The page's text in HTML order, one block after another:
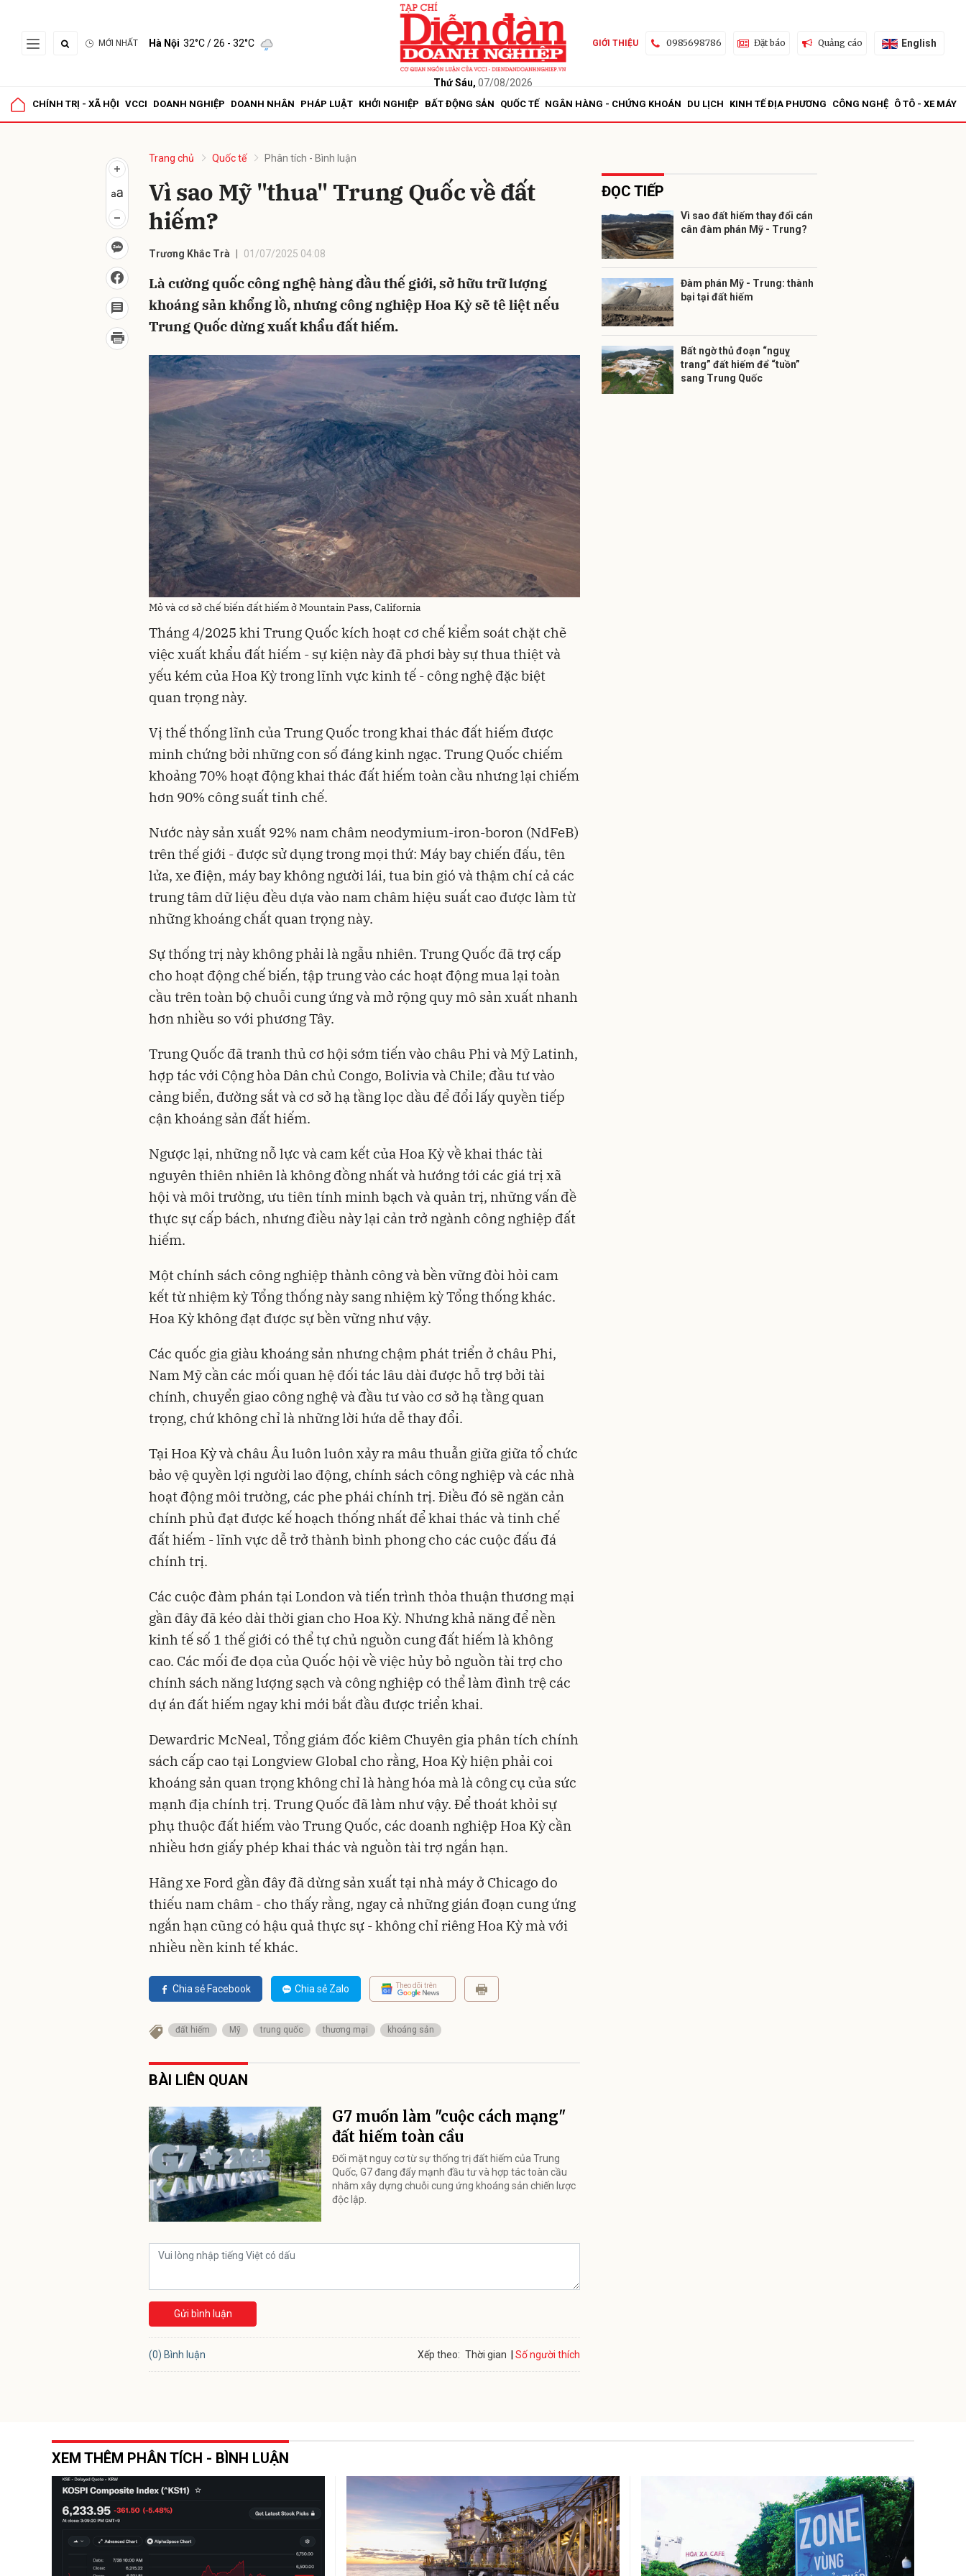
MỚI NHẤT Hà Nội 32°C/ 26 - 32°C
Thứ Sáu, 07/08/2026
GIỚI THIỆU 0985698786 Đặt báo Quảng cáo English
CHÍNH TRỊ - XÃ HỘI VCCI DOANH NGHIỆP DOANH NHÂN PHÁP LUẬT KHỞI NGHIỆP BẤT ĐỘNG SẢN QUỐC TẾ NGÂN HÀNG - CHỨNG KHOÁN DU LỊCH KINH TẾ ĐỊA PHƯƠNG CÔNG NGHỆ Ô TÔ - XE MÁY
Trang chủ Quốc tế Phân tích - Bình luận
Vì sao Mỹ "thua" Trung Quốc về đất
hiếm?
Trương Khắc Trà 01/07/2025 04:08
Là cường quốc công nghệ hàng đầu thế giới, sở hữu trữ lượng
khoáng sản khổng lồ, nhưng công nghiệp Hoa Kỳ sẽ tê liệt nếu
Trung Quốc dừng xuất khẩu đất hiếm.
Mỏ và cơ sở chế biến đất hiếm ở Mountain Pass, California
Tháng 4/2025 khi Trung Quốc kích hoạt cơ chế kiểm soát chặt chẽ
việc xuất khẩu đất hiếm - sự kiện này đã phơi bày sự thua thiệt và
yếu kém của Hoa Kỳ trong lĩnh vực kinh tế - công nghệ đặc biệt
quan trọng này.
Vị thế thống lĩnh của Trung Quốc trong khai thác đất hiếm được
minh chứng bởi những con số đáng kinh ngạc. Trung Quốc chiếm
khoảng 70% hoạt động khai thác đất hiếm toàn cầu nhưng lại chiếm
hơn 90% công suất tinh chế.
Nước này sản xuất 92% nam châm neodymium-iron-boron (NdFeB)
trên thế giới - được sử dụng trong mọi thứ: Máy bay chiến đấu, tên
lửa, xe điện, máy bay không người lái, tua bin gió và thậm chí cả các
trung tâm dữ liệu đều dựa vào nam châm hiệu suất cao được làm từ
những khoáng chất quan trọng này.
Sự thống trị này không phải là ngẫu nhiên. Trung Quốc đã trợ cấp
cho hoạt động chế biến, tập trung vào các hoạt động mua lại toàn
cầu trên toàn bộ chuỗi cung ứng và mở rộng quy mô sản xuất nhanh
hơn nhiều so với phương Tây.
Trung Quốc đã tranh thủ cơ hội sớm tiến vào châu Phi và Mỹ Latinh,
hợp tác với Cộng hòa Dân chủ Congo, Bolivia và Chile; đầu tư vào
cảng biển, đường sắt và cơ sở hạ tầng lọc dầu để đổi lấy quyền tiếp
cận khoáng sản đất hiếm.
Ngược lại, những nỗ lực và cam kết của Hoa Kỳ về khai thác tài
nguyên thiên nhiên là không đồng nhất và hướng tới các giá trị xã
hội và môi trường, ưu tiên tính minh bạch và quản trị, những vấn đề
thực sự cấp bách, nhưng điều này lại cản trở ngành công nghiệp đất
hiếm.
Một chính sách công nghiệp thành công và bền vững đòi hỏi cam
kết từ nhiệm kỳ Tổng thống này sang nhiệm kỳ Tổng thống khác.
Hoa Kỳ không đạt được sự bền vững như vậy.
Các quốc gia giàu khoáng sản nhưng chậm phát triển ở châu Phi,
Nam Mỹ cần các mối quan hệ đối tác lâu dài được hỗ trợ bởi tài
chính, chuyển giao công nghệ và đầu tư vào cơ sở hạ tầng quan
trọng, chứ không chỉ là những lời hứa dễ thay đổi.
Tại Hoa Kỳ và châu Âu luôn luôn xảy ra mâu thuẫn giữa giữa tổ chức
bảo vệ quyền lợi người lao động, chính sách công nghiệp và các nhà
hoạt động môi trường, các phe phái chính trị. Điều đó sẽ ngăn cản
chính phủ đạt được kế hoạch thống nhất để khai thác và tinh chế
đất hiếm - lĩnh vực dễ trở thành bình phong cho các cuộc đấu đá
chính trị.
Các cuộc đàm phán tại London và tiến trình thỏa thuận thương mại
gần đây đã kéo dài thời gian cho Hoa Kỳ. Nhưng khả năng để nền
kinh tế số 1 thế giới có thể tự chủ nguồn cung đất hiếm là không
cao. Các mối đe dọa của Quốc hội về việc hủy bỏ nguồn tài trợ cho
chính sách năng lượng sạch và công nghiệp có thể làm đình trệ các
dự án đất hiếm ngay khi mới bắt đầu được triển khai.
Dewardric McNeal, Tổng giám đốc kiêm Chuyên gia phân tích chính
sách cấp cao tại Longview Global cho rằng, Hoa Kỳ hiện phải coi
khoáng sản quan trọng không chỉ là hàng hóa mà là công cụ của sức
mạnh địa chính trị. Trung Quốc đã làm như vậy. Để thoát khỏi sự
phụ thuộc đất hiếm vào Trung Quốc, các doanh nghiệp Hoa Kỳ cần
nhiều hơn giấy phép khai thác và nguồn tài trợ ngắn hạn.
Hãng xe Ford gần đây đã dừng sản xuất tại nhà máy ở Chicago do
thiếu nam châm - cho thấy rằng, ngay cả những gián đoạn cung ứng
ngắn hạn cũng có hậu quả thực sự - không chỉ riêng Hoa Kỳ mà với
nhiều nền kinh tế khác.
Chia sẻ Facebook Chia sẻ Zalo Theo dõi trên
đất hiếm Mỹ trung quốc thương mại khoáng sản
BÀI LIÊN QUAN
G7 muốn làm "cuộc cách mạng"
đất hiếm toàn cầu
Đối mặt nguy cơ từ sự thống trị đất hiếm của Trung
Quốc, G7 đang đẩy mạnh đầu tư và hợp tác toàn cầu
nhằm xây dựng chuỗi cung ứng khoáng sản chiến lược
độc lập.
Gửi bình luận
(0) Bình luận Xếp theo: Thời gian Số người thích
ĐỌC TIẾP
Vì sao đất hiếm thay đổi cán
cân đàm phán Mỹ - Trung?
Đàm phán Mỹ - Trung: thành
bại tại đất hiếm
Bất ngờ thủ đoạn “nguỵ
trang” đất hiếm để “tuồn”
sang Trung Quốc
XEM THÊM PHÂN TÍCH - BÌNH LUẬN
Gửi